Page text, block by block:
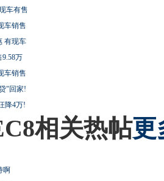
车有售
车销售
有现车
9.58万
车销售
"回家!
降4万!
相关热帖更
啊